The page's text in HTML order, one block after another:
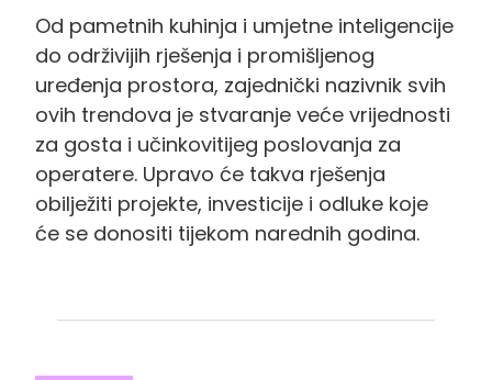
Od pametnih kuhinja i umjetne inteligencije
do održivijih rješenja i promišljenog
uređenja prostora, zajednički nazivnik svih
ovih trendova je stvaranje veće vrijednosti
za gosta i učinkovitijeg poslovanja za
operatere. Upravo će takva rješenja
obilježiti projekte, investicije i odluke koje
će se donositi tijekom narednih godina.